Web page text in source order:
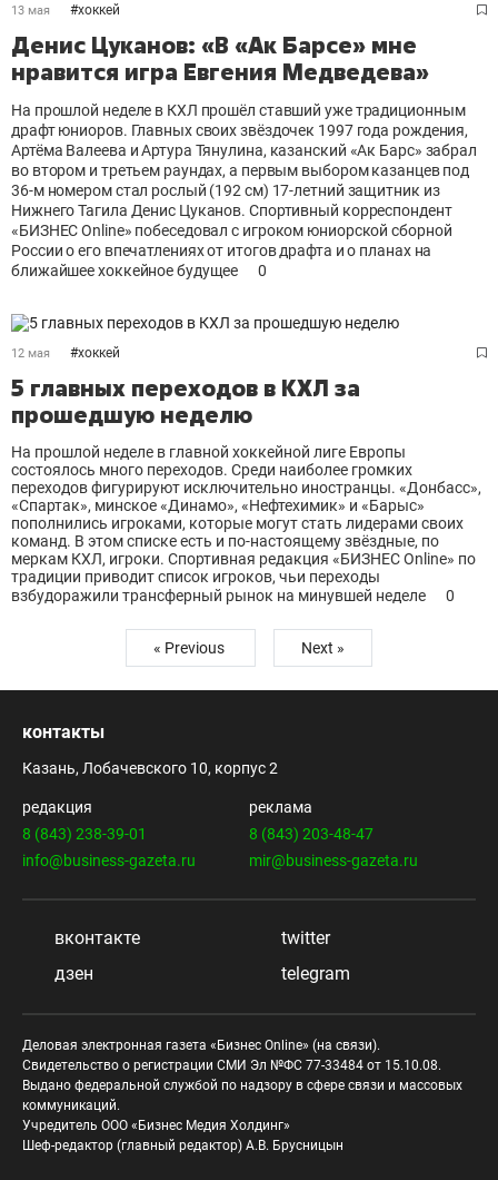
13 мая #хоккей
Денис Цуканов: «В «Ак Барсе» мне
нравится игра Евгения Медведева»
На прошлой неделе в КХЛ прошёл ставший уже традиционным
драфт юниоров. Главных своих звёздочек 1997 года рождения,
Артёма Валеева и Артура Тянулина, казанский «Ак Барс» забрал
во втором и третьем раундах, а первым выбором казанцев под
36-м номером стал рослый (192 см) 17-летний защитник из
Нижнего Тагила Денис Цуканов. Спортивный корреспондент
«БИЗНЕС Online» побеседовал с игроком юниорской сборной
России о его впечатлениях от итогов драфта и о планах на
ближайшее хоккейное будущее
0
12 мая #хоккей
5 главных переходов в КХЛ за
прошедшую неделю
На прошлой неделе в главной хоккейной лиге Европы
состоялось много переходов. Среди наиболее громких
переходов фигурируют исключительно иностранцы. «Донбасс»,
«Спартак», минское «Динамо», «Нефтехимик» и «Барыс»
пополнились игроками, которые могут стать лидерами своих
команд. В этом списке есть и по-настоящему звёздные, по
меркам КХЛ, игроки. Спортивная редакция «БИЗНЕС Online» по
традиции приводит список игроков, чьи переходы
взбудоражили трансферный рынок на минувшей неделе
0
« Previous Next »
контакты
Казань, Лобачевского 10, корпус 2
редакция
8 (843) 238-39-01
info@business-gazeta.ru
реклама
8 (843) 203-48-47
mir@business-gazeta.ru
вконтакте
twitter
дзен
telegram
Деловая электронная газета «Бизнес Online» (на связи).
Свидетельство о регистрации СМИ Эл №ФС 77-33484 от 15.10.08.
Выдано федеральной службой по надзору в сфере связи и массовых
коммуникаций.
Учредитель ООО «Бизнес Медия Холдинг»
Шеф-редактор (главный редактор) А.В. Брусницын